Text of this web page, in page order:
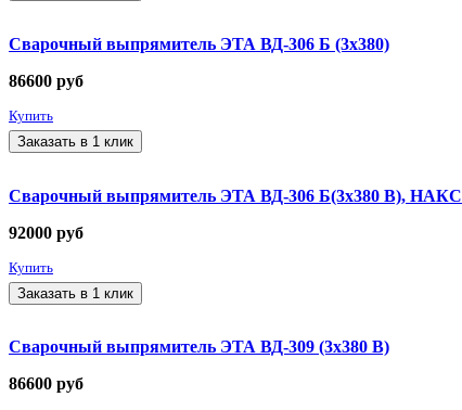
Сварочный выпрямитель ЭТА ВД-306 Б (3х380)
86600 руб
Купить
Заказать в 1 клик
Сварочный выпрямитель ЭТА ВД-306 Б(3х380 В), НАКС
92000 руб
Купить
Заказать в 1 клик
Сварочный выпрямитель ЭТА ВД-309 (3х380 В)
86600 руб